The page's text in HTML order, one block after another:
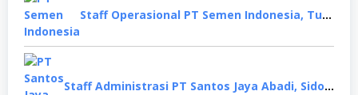
Staff Operasional PT Semen Indonesia, Tuban
Staff Administrasi PT Santos Jaya Abadi, Sidoarjo